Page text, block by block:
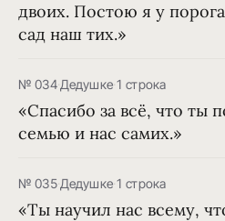
двоих. Постою я у
сад наш тих.»
№ 034·Дедушке·1 строка
«Спасибо за всё, что ты
семью и нас самих.»
№ 035·Дедушке·1 строка
«Ты научил нас всему,